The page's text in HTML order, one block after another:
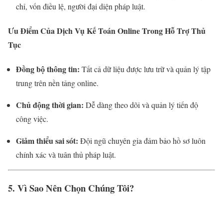
chỉ, vốn điều lệ, người đại diện pháp luật.
Ưu Điểm Của Dịch Vụ Kế Toán Online Trong Hỗ Trợ Thủ
Tục
Đồng bộ thông tin: Tất cả dữ liệu được lưu trữ và quản lý tập
trung trên nền tảng online.
Chủ động thời gian: Dễ dàng theo dõi và quản lý tiến độ
công việc.
Giảm thiểu sai sót: Đội ngũ chuyên gia đảm bảo hồ sơ luôn
chính xác và tuân thủ pháp luật.
5. Vì Sao Nên Chọn Chúng Tôi?